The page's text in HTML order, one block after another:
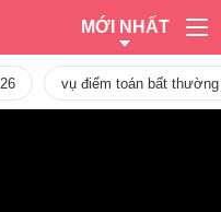
MỚI NHẤT
vụ điểm toán bất